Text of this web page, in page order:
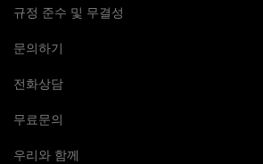
규정 준수 및 무결성
문의하기
전화상담
무료문의
우리와 함께